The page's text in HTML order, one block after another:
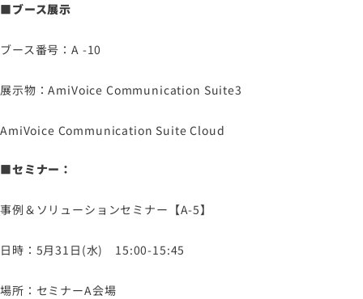
■ブース展示
ブース番号：A -10
展示物：AmiVoice Communication Suite3
AmiVoice Communication Suite Cloud
■セミナー：
事例＆ソリューションセミナー【A-5】
日時：5月31日(水) 15:00-15:45
場所：セミナーA会場